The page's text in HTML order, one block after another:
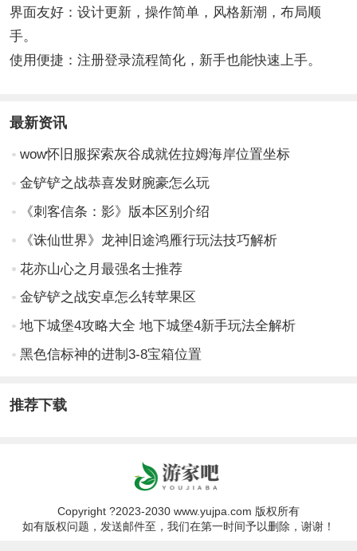
界面友好：设计更新，操作简单，风格新潮，布局顺
手。
使用便捷：注册登录流程简化，新手也能快速上手。
最新资讯
wow怀旧服探索灰谷成就佐拉姆海岸位置坐标
金铲铲之战恭喜发财腕豪怎么玩
《刺客信条：影》版本区别介绍
《诛仙世界》龙神旧途鸿雁行玩法技巧解析
花亦山心之月最强名士推荐
金铲铲之战安卓怎么转苹果区
地下城堡4攻略大全 地下城堡4新手玩法全解析
黑色信标神的进制3-8宝箱位置
推荐下载
Copyright ?2023-2030 www.yujpa.com 版权所有
如有版权问题，发送邮件至，我们在第一时间予以删除，谢谢！